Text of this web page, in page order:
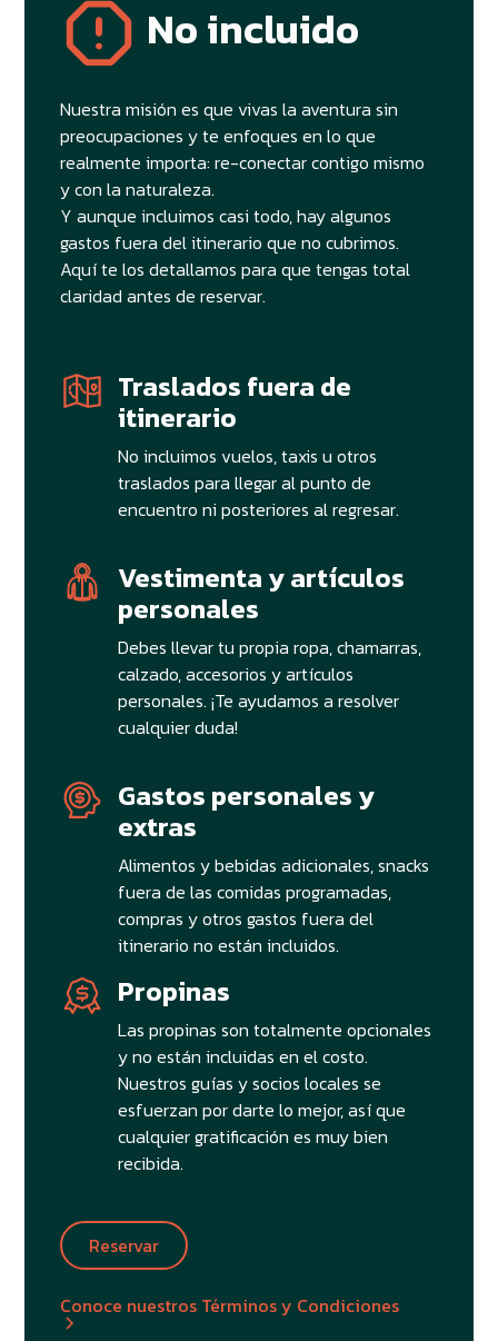
No incluido
Nuestra misión es que vivas la aventura sin
preocupaciones y te enfoques en lo que
realmente importa: re-conectar contigo mismo
y con la naturaleza.
Y aunque incluimos casi todo, hay algunos
gastos fuera del itinerario que no cubrimos.
Aquí te los detallamos para que tengas total
claridad antes de reservar.
Traslados fuera de
itinerario
No incluimos vuelos, taxis u otros
traslados para llegar al punto de
encuentro ni posteriores al regresar.
Vestimenta y artículos
personales
Debes llevar tu propia ropa, chamarras,
calzado, accesorios y artículos
personales. ¡Te ayudamos a resolver
cualquier duda!
Gastos personales y
extras
Alimentos y bebidas adicionales, snacks
fuera de las comidas programadas,
compras y otros gastos fuera del
itinerario no están incluidos.
Propinas
Las propinas son totalmente opcionales
y no están incluidas en el costo.
Nuestros guías y socios locales se
esfuerzan por darte lo mejor, así que
cualquier gratificación es muy bien
recibida.
Reservar
Conoce nuestros Términos y Condiciones